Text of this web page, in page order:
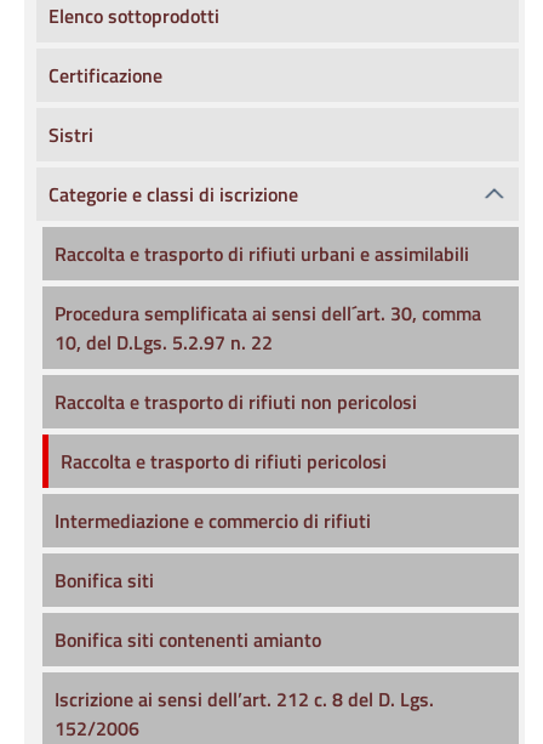
Elenco sottoprodotti
Certificazione
Sistri
Categorie e classi di iscrizione
Raccolta e trasporto di rifiuti urbani e assimilabili
Procedura semplificata ai sensi dell´art. 30, comma
10, del D.Lgs. 5.2.97 n. 22
Raccolta e trasporto di rifiuti non pericolosi
Raccolta e trasporto di rifiuti pericolosi
Intermediazione e commercio di rifiuti
Bonifica siti
Bonifica siti contenenti amianto
Iscrizione ai sensi dell’art. 212 c. 8 del D. Lgs.
152/2006